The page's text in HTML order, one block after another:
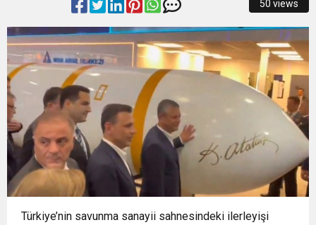
Osmangazi’de Yeşil Alanlar Titizlikle
Korunuyor
12:19 BÜYÜKORHAN’DA ŞENLİK COŞKUSU
12:17 “İzmir’de zeybek bilmeyen kalmasın” çağrısı
500 kişilik topluluğa dönüştü
0:37 SATRANÇTA BURSA BÜYÜKŞEHİR FARKI
50 views
Türkiye’nin savunma sanayii sahnesindeki ilerleyişi